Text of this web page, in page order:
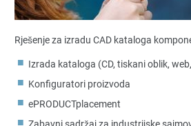
Rješenje za izradu CAD kataloga
Izrada kataloga (CD, tiskani oblik,
Konfiguratori proizvoda
ePRODUCTplacement